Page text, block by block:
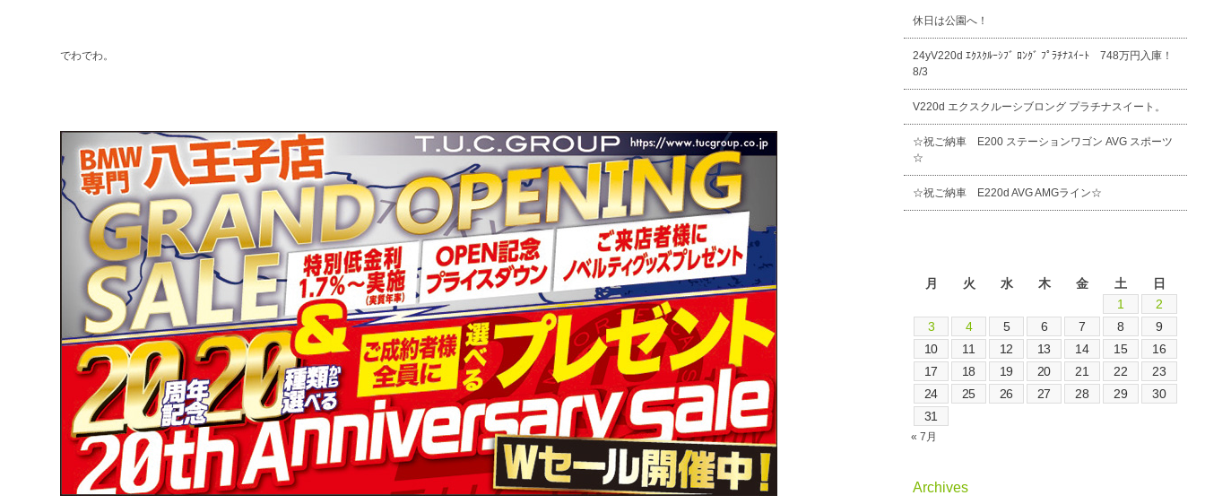
でわでわ。
休日は公園へ！
24yV220d ｴｸｽｸﾙｰｼﾌﾞ ﾛﾝｸﾞ ﾌﾟﾗﾁﾅｽｲｰﾄ 748万円入庫！
8/3
V220d エクスクルーシブロング プラチナスイート。
☆祝ご納車 E200 ステーションワゴン AVG スポーツ
☆
☆祝ご納車 E220d AVG AMGライン☆
月
火 水 木 金 土
日
1
2
3
4 5 6 7 8
9
10
11 12 13 14 15
16
17
18 19 20 21 22
23
24
25 26 27 28 29
30
31
« 7月
Archives